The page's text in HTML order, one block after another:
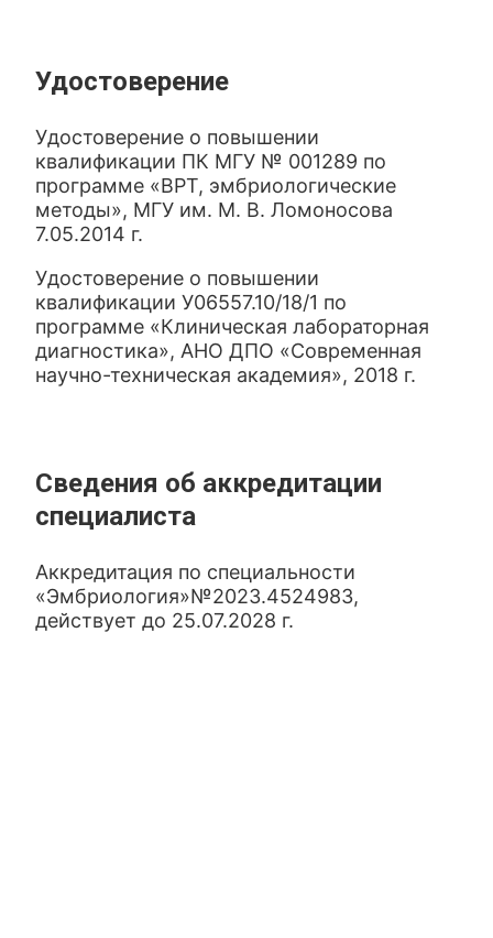
Удостоверение
Удостоверение о повышении
квалификации ПК МГУ № 001289 по
программе «ВРТ, эмбриологические
методы», МГУ им. М. В. Ломоносова
7.05.2014 г.
Удостоверение о повышении
квалификации У06557.10/18/1 по
программе «Клиническая лабораторная
диагностика», АНО ДПО «Современная
научно-техническая академия», 2018 г.
Сведения об аккредитации
специалиста
Аккредитация по специальности
«Эмбриология»№2023.4524983,
действует до 25.07.2028 г.